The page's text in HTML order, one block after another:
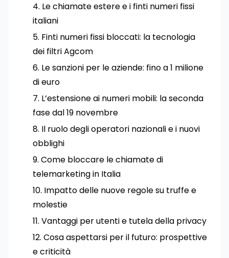
Le chiamate estere e i finti numeri fissi
italiani
Finti numeri fissi bloccati: la tecnologia
dei filtri Agcom
Le sanzioni per le aziende: fino a 1 milione
di euro
L’estensione ai numeri mobili: la seconda
fase dal 19 novembre
Il ruolo degli operatori nazionali e i nuovi
obblighi
Come bloccare le chiamate di
telemarketing in Italia
Impatto delle nuove regole su truffe e
molestie
Vantaggi per utenti e tutela della privacy
Cosa aspettarsi per il futuro: prospettive
e criticità